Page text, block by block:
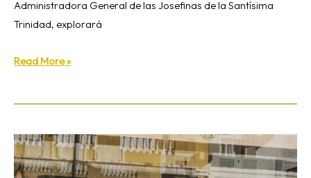
Administradora General de las Josefinas de la Santísima
Trinidad, explorará
Read More »
Cáritas
ha